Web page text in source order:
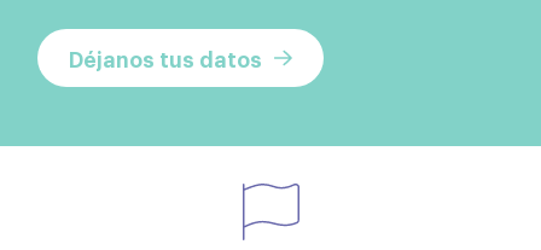
Déjanos tus datos